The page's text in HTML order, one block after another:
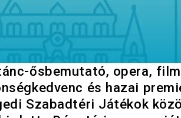
ősbemutató, opera,
és hazai
Szabadtéri Játékok